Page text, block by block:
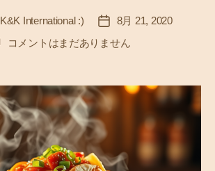
K&K International :)
投
稿
日
8月 21, 2020
激
正
義
な
り
–
辛
コメントはまだありません